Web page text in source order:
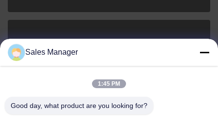
001-512-7443871
Sales Manager
1:45 PM
Good day, what product are you looking for?